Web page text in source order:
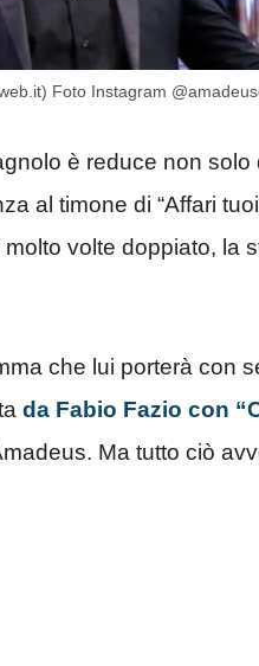
Foto Instagram
è reduce non
al timone di “Affari
volte doppiato, la
che lui porterà con
da Fabio Fazio con
Ma tutto ciò